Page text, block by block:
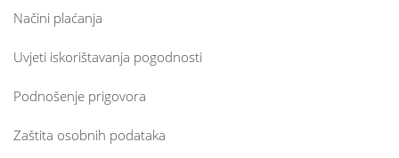
Načini plaćanja
Uvjeti iskorištavanja pogodnosti
Podnošenje prigovora
Zaštita osobnih podataka